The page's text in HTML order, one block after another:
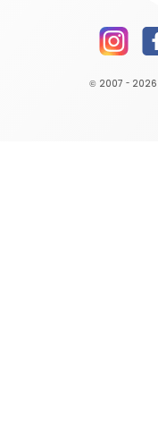
© 2007 - 2026